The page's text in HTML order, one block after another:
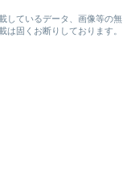
しているデータ、画像等の無
は固くお断りしております。